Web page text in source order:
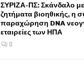
ΣΥΡΙΖΑ-ΠΣ: Σκάνδαλο
ζητήματα βιοηθικής, η
παραχώρηση DNA
εταιρείες των ΗΠΑ
0